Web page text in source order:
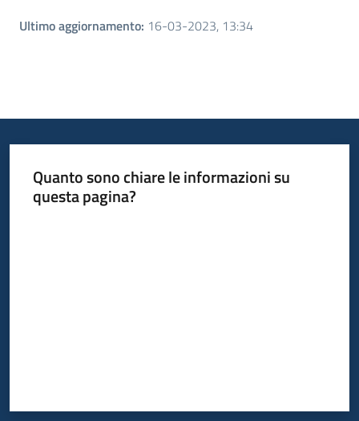
Ultimo aggiornamento: 16-03-2023, 13:34
Quanto sono chiare le informazioni su
questa pagina?